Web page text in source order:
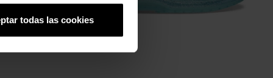
todas las cookies